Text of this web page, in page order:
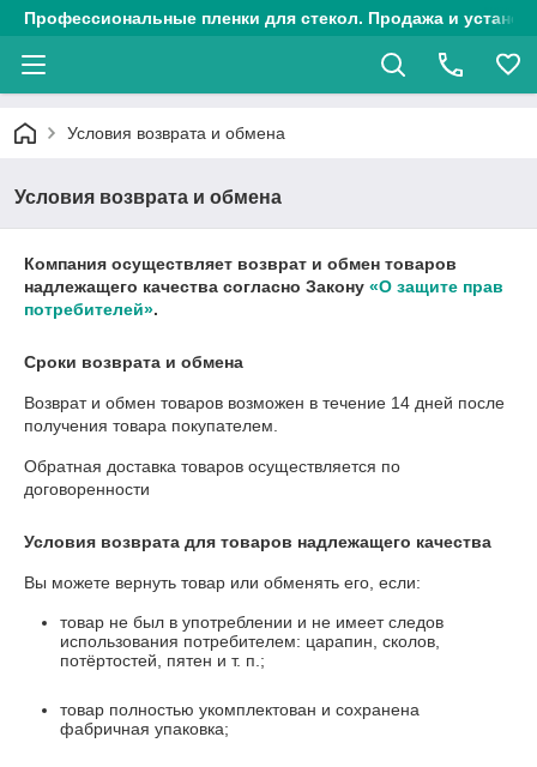
Профессиональные пленки для стекол. Продажа и
Условия возврата и обмена
Условия возврата и обмена
Компания осуществляет возврат и обмен товаров
надлежащего качества согласно Закону «О защите прав
потребителей».
Сроки возврата и обмена
Возврат и обмен товаров возможен в течение 14 дней после
получения товара покупателем.
Обратная доставка товаров осуществляется по
договоренности
Условия возврата для товаров надлежащего качества
Вы можете вернуть товар или обменять его, если:
товар не был в употреблении и не имеет следов
использования потребителем: царапин, сколов,
потёртостей, пятен и т. п.;
товар полностью укомплектован и сохранена
фабричная упаковка;